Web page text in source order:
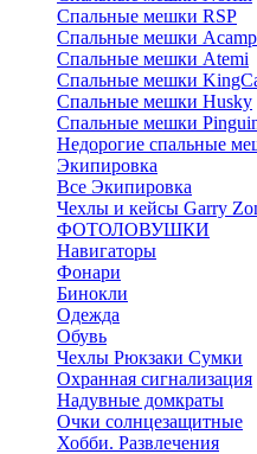
Спальные мешки RSP
Спальные мешки
Спальные мешки Atemi
Спальные мешки
Спальные мешки Husky
Спальные мешки
Недорогие спальные
Экипировка
Все Экипировка
Чехлы и кейсы Garry
ФОТОЛОВУШКИ
Навигаторы
Фонари
Бинокли
Одежда
Обувь
Чехлы Рюкзаки Сумки
Охранная сигнализация
Надувные домкраты
Очки солнцезащитные
Хобби. Развлечения